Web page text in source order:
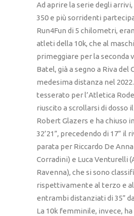
Ad aprire la serie degli
350 e più sorridenti
Run4Fun di 5 chilometri,
atleti della 10k, che al
primeggiare per la seconda
Batel, già a segno a Riva del
medesima distanza nel
tesserato per l’Atletica
riuscito a scrollarsi di dosso
Robert Glazers e ha chiuso
32’21”, precedendo di 17” il
parata per Riccardo De
Corradini) e Luca Venturelli
Ravenna), che si sono
rispettivamente al terzo e
entrambi distanziati di 35”
La 10k femminile, invece,